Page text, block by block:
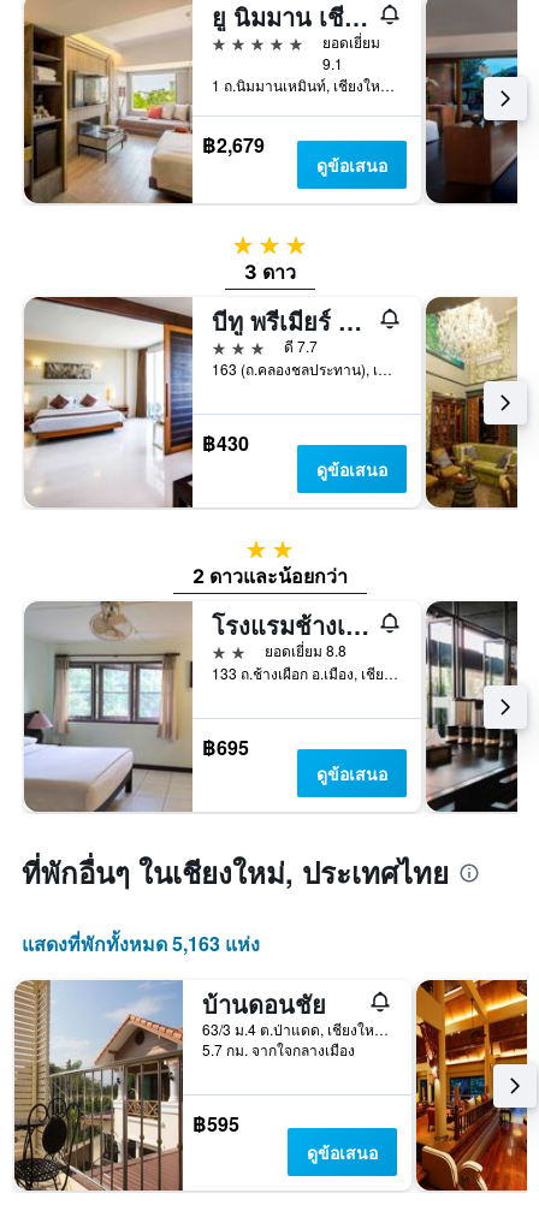
ยู นิมมาน เชียงใหม่
5 ดาว
ยอดเยี่ยม
9.1
1 ถ.นิมมานเหมินท์, เชียงใหม่, ประเทศไทย
฿2,679
ดูข้อเสนอ
3 ดาว
3 ดาว
บีทู พรีเมียร์ โฮเทล แอนด์ รีสอร์ท
3 ดาว
ดี 7.7
163 (ถ.คลองชลประทาน), เชียงใหม่, ประเทศไทย
฿430
ดูข้อเสนอ
2 ดาว
2 ดาวและน้อยกว่า
โรงแรมช้างเผือก
2 ดาว
ยอดเยี่ยม 8.8
133 ถ.ช้างเผือก อ.เมือง, เชียงใหม่, ประเทศไทย
฿695
ดูข้อเสนอ
ที่พักอื่นๆ ในเชียงใหม่, ประเทศไทย
แสดงที่พักทั้งหมด 5,163 แห่ง
บ้านดอนชัย
63/3 ม.4 ต.ป่าแดด, เชียงใหม่, ประเทศไทย
5.7 กม. จากใจกลางเมือง
฿595
ดูข้อเสนอ